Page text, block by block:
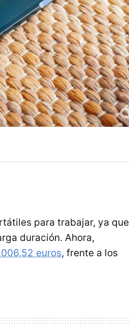
para trabajar, ya que
duración. Ahora,
euros, frente a los